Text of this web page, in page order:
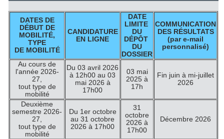
DATES DE
DÉBUT DE
MOBILITÉ,
TYPE
DE MOBILITÉ
CANDIDATURE
EN LIGNE
DATE
LIMITE
DU
DÉPÔT
DU
DOSSIER
COMMUNICATION
DES RÉSULTATS
(par e-mail
personnalisé)
Au cours de
l'année 2026-
27,
tout type de
mobilité
Du 03 avril 2026
à 12h00 au 03
mai 2026 à
17h00
03 mai
2025 à
17h
Fin juin à mi-juillet
2026
Deuxième
semestre 2026-
27,
tout type de
mobilité
Du 1er octobre
au 31 octobre
2026 à 17h00
31
octobre
2026 à
17h00
Décembre 2026